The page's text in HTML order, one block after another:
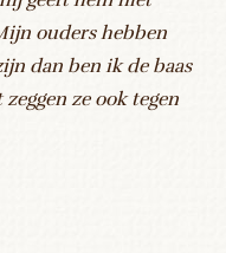
ouders hebben
dan ben ik de baas
ze ook tegen